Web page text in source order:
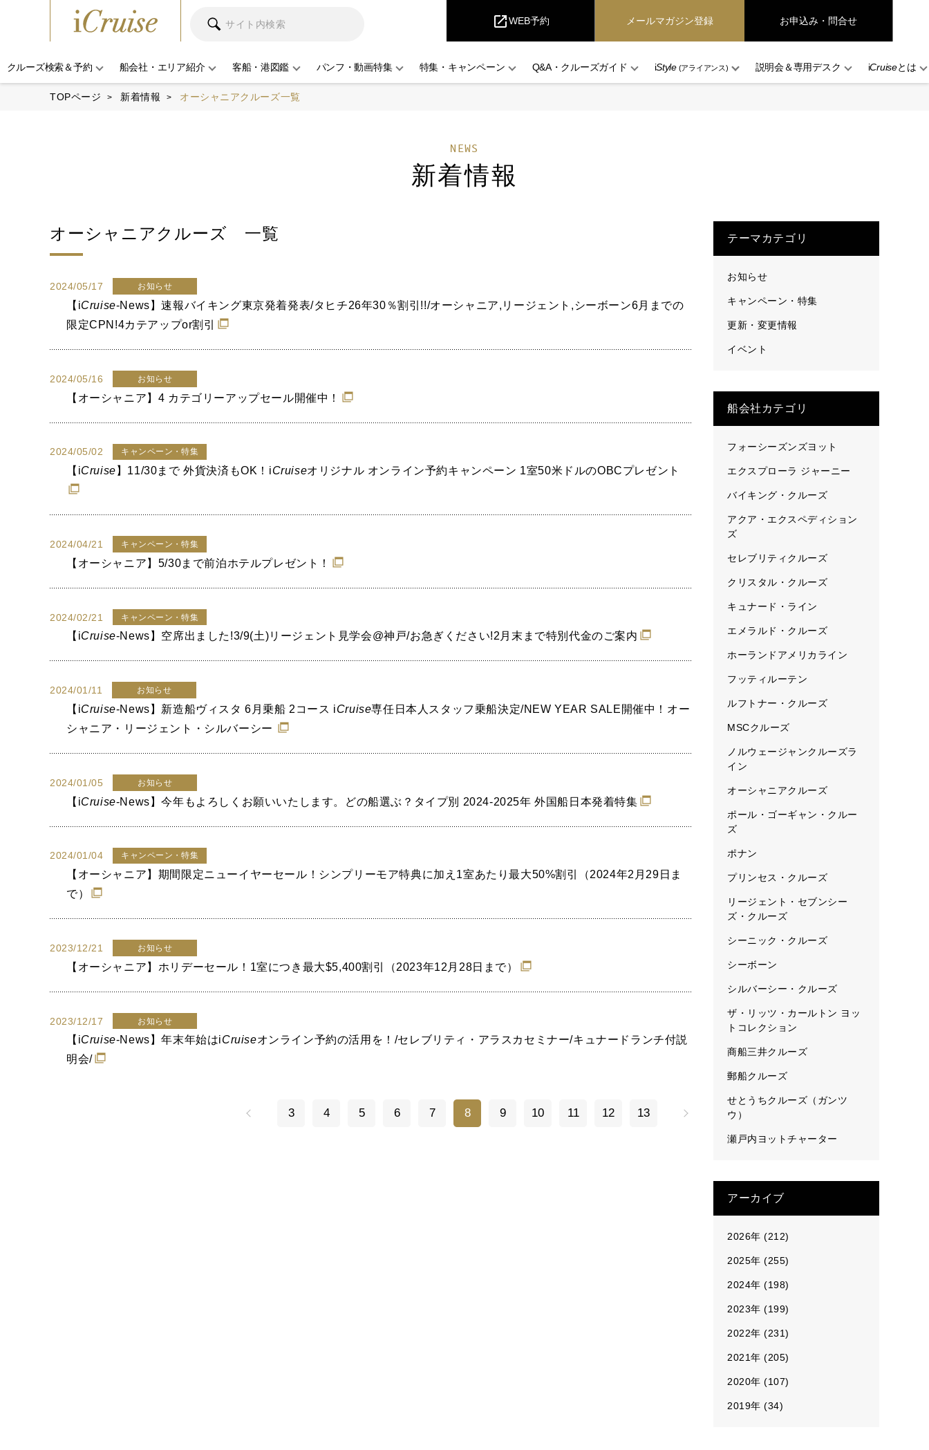
open_in_newWEB予約 メールマガジン登録 お申込み・問合せ
クルーズ検索＆予約 船会社・エリア紹介 客船・港図鑑 パンフ・動画特集 特集・キャンペーン Q&A・クルーズガイド iStyle(アライアンス) 説明会＆専用デスク iCruiseとは
TOPページ 新着情報 オーシャニアクルーズ一覧
NEWS
新着情報
オーシャニアクルーズ 一覧
2024/05/17 お知らせ
【 iCruise-News】速報バイキング東京発着発表/タヒチ26年30％割引!!/オーシャニア,リージェント,シーボーン6月までの
限定CPN!4カテアップor割引
2024/05/16 お知らせ
【オーシャニア】4 カテゴリーアップセール開催中！
2024/05/02 キャンペーン・特集
【 iCruise 】11/30まで 外貨決済もOK！ iCruiseオリジナル オンライン予約キャンペーン 1室50米ドルのOBCプレゼント
2024/04/21 キャンペーン・特集
【オーシャニア】5/30まで前泊ホテルプレゼント！
2024/02/21 キャンペーン・特集
【 iCruise-News】空席出ました!3/9(土)リージェント見学会@神戸/お急ぎください!2月末まで特別代金のご案内
2024/01/11 お知らせ
【 iCruise-News】新造船ヴィスタ 6月乗船 2コース iCruise専任日本人スタッフ乗船決定/NEW YEAR SALE開催中！オー
シャニア・リージェント・シルバーシー
2024/01/05 お知らせ
【 iCruise-News】今年もよろしくお願いいたします。どの船選ぶ？タイプ別 2024-2025年 外国船日本発着特集
2024/01/04 キャンペーン・特集
【オーシャニア】期間限定ニューイヤーセール！シンプリーモア特典に加え1室あたり最大50%割引（2024年2月29日ま
で）
2023/12/21 お知らせ
【オーシャニア】ホリデーセール！1室につき最大$5,400割引（2023年12月28日まで）
2023/12/17 お知らせ
【 iCruise-News】年末年始はiCruiseオンライン予約の活用を！/セレブリティ・アラスカセミナー/キュナードランチ付説
明会/
3 4 5 6 7 8 9 10 11 12 13
テーマカテゴリ
お知らせ
キャンペーン・特集
更新・変更情報
イベント
船会社カテゴリ
フォーシーズンズヨット
エクスプローラ ジャーニー
バイキング・クルーズ
アクア・エクスペディション
ズ
セレブリティクルーズ
クリスタル・クルーズ
キュナード・ライン
エメラルド・クルーズ
ホーランドアメリカライン
フッティルーテン
ルフトナー・クルーズ
MSCクルーズ
ノルウェージャンクルーズラ
イン
オーシャニアクルーズ
ポール・ゴーギャン・クルー
ズ
ポナン
プリンセス・クルーズ
リージェント・セブンシー
ズ・クルーズ
シーニック・クルーズ
シーボーン
シルバーシー・クルーズ
ザ・リッツ・カールトン ヨッ
トコレクション
商船三井クルーズ
郵船クルーズ
せとうちクルーズ（ガンツ
ウ）
瀬戸内ヨットチャーター
アーカイブ
2026年 (212)
2025年 (255)
2024年 (198)
2023年 (199)
2022年 (231)
2021年 (205)
2020年 (107)
2019年 (34)